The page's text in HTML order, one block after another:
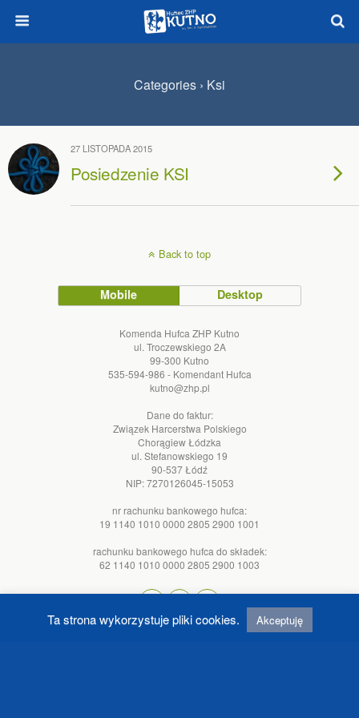
Categories › Ksi
27 LISTOPADA 2015
Posiedzenie KSI
Back to top
Mobile Desktop
Komenda Hufca ZHP Kutno
ul. Troczewskiego 2A
99-300 Kutno
535-594-986 - Komendant Hufca
kutno@zhp.pl
Dane do faktur:
Związek Harcerstwa Polskiego
Chorągiew Łódzka
ul. Stefanowskiego 19
90-537 Łódź
NIP: 7270126045-15053
nr rachunku bankowego hufca:
19 1140 1010 0000 2805 2900 1001
rachunku bankowego hufca do składek:
62 1140 1010 0000 2805 2900 1003
Ta strona wykorzystuje pliki cookies. Akceptuję